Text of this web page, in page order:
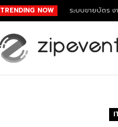
TRENDING NOW ระบบขายบัตร ง